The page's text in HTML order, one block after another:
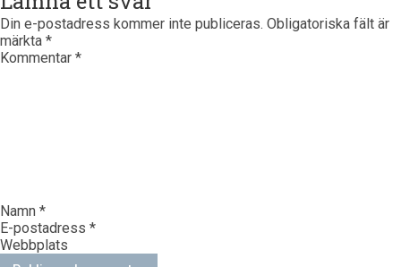
Din e-postadress kommer inte publiceras. Obligatoriska fält är
märkta *
Kommentar *
Namn *
E-postadress *
Webbplats